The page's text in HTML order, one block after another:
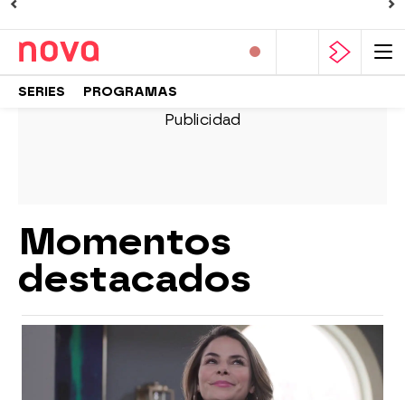
SERIES PROGRAMAS
Momentos
destacados